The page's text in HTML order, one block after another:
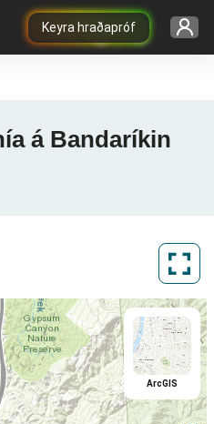
Keyra hraðapróf
á Bandaríkin
ArcGIS